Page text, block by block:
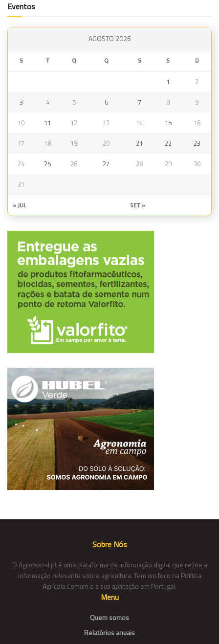
Eventos
AGOSTO 2026
S T Q Q S S D
1 2
3 4 5 6 7 8 9
10 11 12 13 14 15 16
17 18 19 20 21 22 23
24 25 26 27 28 29 30
31
« JUL SET »
Sobre Nós
O Agroportal.pt é uma plataforma de informação digital que reúne a
informação relevante sobre agricultura. Tem um foco na Política
Agrícola Comum e a sua aplicação em Portugal.
Menu
Quem somos
Relatórios anuais